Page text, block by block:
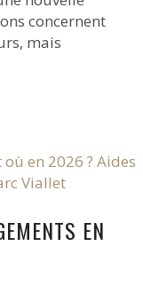
concernent
mais
EN